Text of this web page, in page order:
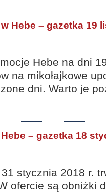
Hebe – gazetka 19
Hebe na dni
na mikołajkowe
dni. Warto je
– gazetka 18
stycznia 2018 r.
ofercie są obniżki